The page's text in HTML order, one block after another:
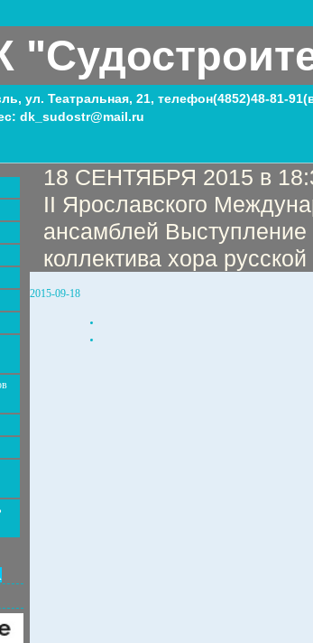
ул. Театральная, 21, телефон(4852)48-81-
dk_sudostr@mail.ru
18 СЕНТЯБРЯ 2015 в
II Ярославского
ансамблей Выступление
коллектива хора
2015-09-18